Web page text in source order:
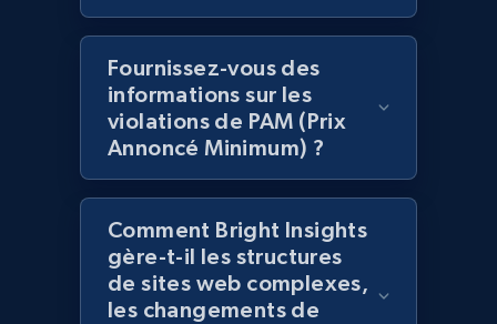
Collecting products by keyword search
Title, Seller name, Brand, Description, Initial
price, Currency, Availability, Reviews count, and
2.1K+ 375+ Commencer
Amazon products global dataset - Collects
products by best sellers category URL
Fournissez-vous des
informations sur les
violations de PAM (Prix
Annoncé Minimum) ?
Comment Bright Insights
gère-t-il les structures
de sites web complexes,
les changements de